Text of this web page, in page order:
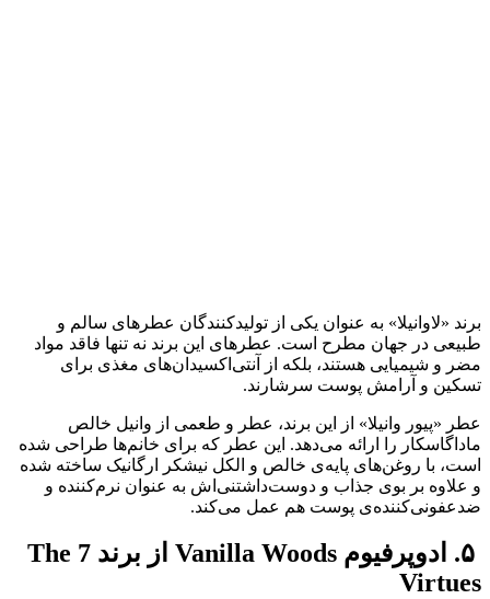
برند «لاوانیلا» به عنوان یکی از تولید‌کنندگان عطر‌های سالم و
طبیعی در جهان مطرح است. عطرهای این برند نه تنها فاقد مواد
مضر و شیمیایی هستند‌، بلکه از آنتی‌اکسیدان‌های مغذی برای
تسکین و آرامش پوست سرشارند.
عطر «پیور وانیلا» از این برند، عطر و طعمی از وانیل خالص
ماداگاسکار را ارائه می‌دهد. این عطر که برای خانم‌ها طراحی شده
است، با روغن‌های پایه‌ی خالص و الکل نیشکر ارگانیک ساخته شده
و علاوه بر بوی جذاب و دوست‌داشتنی‌اش به عنوان نرم‌کننده و
ضد‌عفونی‌کننده‌ی پوست هم عمل می‌کند.
۵. ادوپرفیوم Vanilla Woods از برند The 7
Virtues